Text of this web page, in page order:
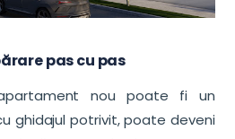
pas cu pas
nou poate fi un
ghidajul potrivit, poate deveni